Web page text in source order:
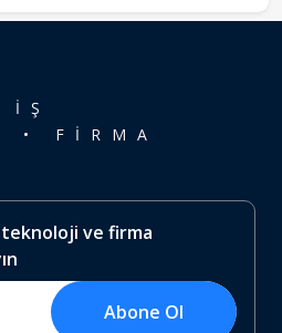
İŞ
• FİRMA
teknoloji ve firma
Abone Ol